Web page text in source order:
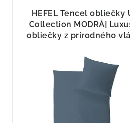
HEFEL Tencel obliečky
Collection MODRÁ|
obliečky z prírodného